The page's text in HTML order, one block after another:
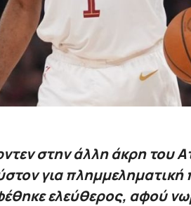
στην άλλη άκρη του
για
ελεύθερος, αφού